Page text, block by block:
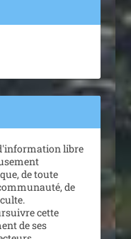
libre
de toute
de
cette
de ses